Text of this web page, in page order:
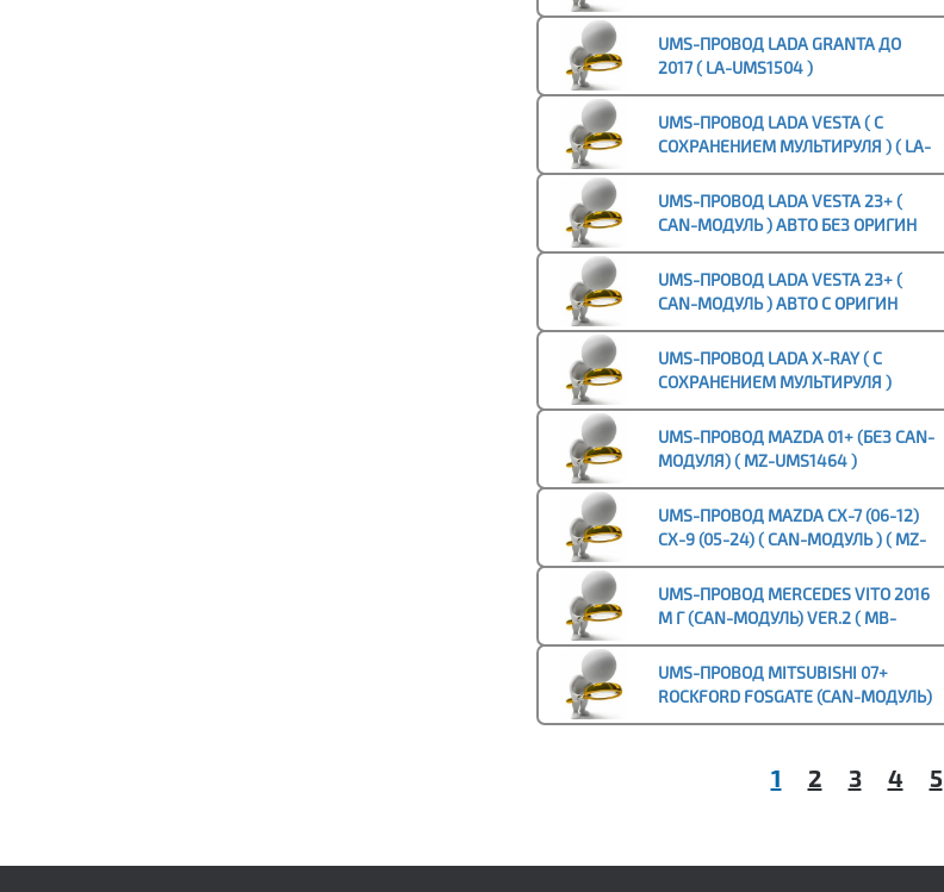
CEED 06-10 (БЕЗ CAN-МОДУЛЯ) (
HY-UMS1454 )
UMS-ПРОВОД LADA GRANTA ДО
2017 ( LA-UMS1504 )
UMS-ПРОВОД LADA VESTA ( С
СОХРАНЕНИЕМ МУЛЬТИРУЛЯ ) ( LA-
UMS1460 )
UMS-ПРОВОД LADA VESTA 23+ (
CAN-МОДУЛЬ ) АВТО БЕЗ ОРИГИН
ПАРКТРОНИКА ( LA-UMS1557 )
UMS-ПРОВОД LADA VESTA 23+ (
CAN-МОДУЛЬ ) АВТО С ОРИГИН
ПАРКТРОНИКОМ ( LA-UMS1558 )
UMS-ПРОВОД LADA X-RAY ( С
СОХРАНЕНИЕМ МУЛЬТИРУЛЯ )
RENAULT LOGAN SANDERO ( LA-
UMS1461 )
UMS-ПРОВОД MAZDA 01+ (БЕЗ CAN-
МОДУЛЯ) ( MZ-UMS1464 )
UMS-ПРОВОД MAZDA CX-7 (06-12)
CX-9 (05-24) ( CAN-МОДУЛЬ ) ( MZ-
UMS1569 )
UMS-ПРОВОД MERCEDES VITO 2016
М Г (CAN-МОДУЛЬ) VER.2 ( MB-
UMS1548 )
UMS-ПРОВОД MITSUBISHI 07+
ROCKFORD FOSGATE (CAN-МОДУЛЬ)
( MS-UMS1466 )
1 2 3 4 5